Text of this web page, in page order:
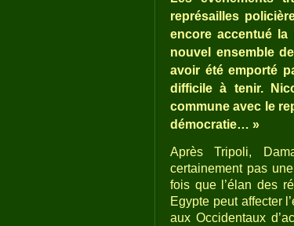
représailles
encore accentué
nouvel ensemble
avoir été emporté
difficile à tenir.
commune avec le
démocratie… »
Après Tripoli,
certainement pas
fois que l’élan des
Egypte peut affecter
aux Occidentaux